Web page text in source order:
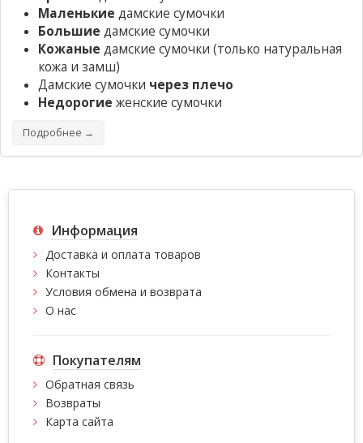
Маленькие дамские сумочки
Большие дамские сумочки
Кожаные дамские сумочки (только натуральная
кожа и замш)
Дамские сумочки через плечо
Недорогие женские сумочки
Подробнее →
Информация
Доставка и оплата товаров
Контакты
Условия обмена и возврата
О нас
Покупателям
Обратная связь
Возвраты
Карта сайта